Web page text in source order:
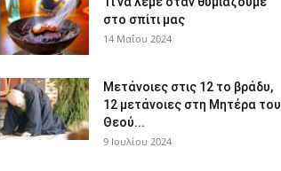
στο σπίτι μας
14 Μαΐου 2024
Μετάνοιες στις 12 το βράδυ,
12 μετάνοιες στη Μητέρα του
Θεού...
9 Ιουλίου 2024